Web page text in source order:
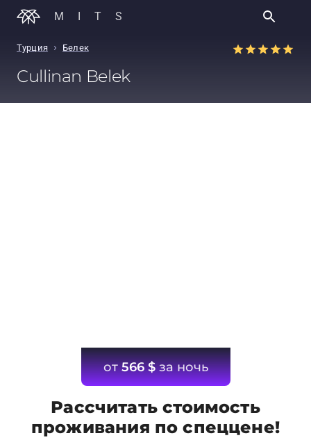
MITS
Турция › Белек
Cullinan Belek
от566 $за ночь
Рассчитать стоимость
проживания по спеццене!